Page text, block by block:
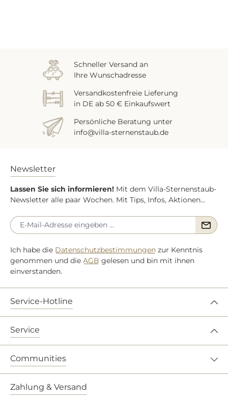
Schneller Versand an
Ihre Wunschadresse
Versandkostenfreie Lieferung
in DE ab 50 € Einkaufswert
Persönliche Beratung unter
info@villa-sternenstaub.de
Newsletter
Lassen Sie sich informieren! Mit dem Villa-Sternenstaub-
Newsletter alle paar Wochen. Mit Tips, Infos, Aktionen...
Ich habe die Datenschutzbestimmungen zur Kenntnis
genommen und die AGB gelesen und bin mit ihnen
einverstanden.
Service-Hotline
Service
Communities
Zahlung & Versand